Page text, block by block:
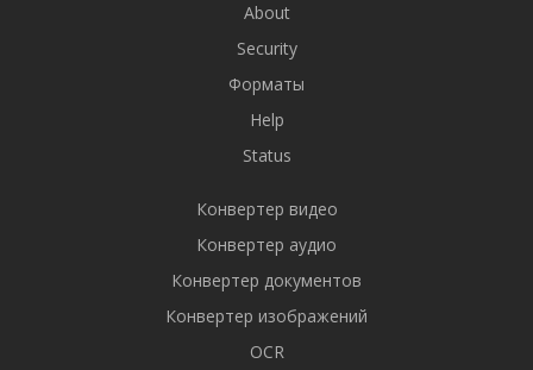
About
Security
Форматы
Help
Status
Конвертер видео
Конвертер аудио
Конвертер документов
Конвертер изображений
OCR